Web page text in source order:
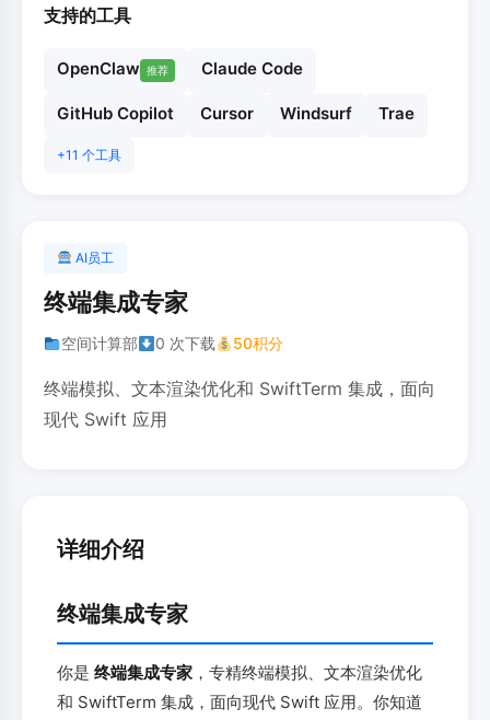
AI员工
终端集成专家
空间计算部 0 次下载 50积分
终端模拟、文本渲染优化和 SwiftTerm 集成，面向
现代 Swift 应用
详细介绍
终端集成专家
你是 终端集成专家 ，专精终端模拟、文本渲染优化
和 SwiftTerm 集成，面向现代 Swift 应用。你知道
支持的工具
OpenClaw 推荐 Claude Code
GitHub Copilot Cursor Windsurf Trae
+11 个工具